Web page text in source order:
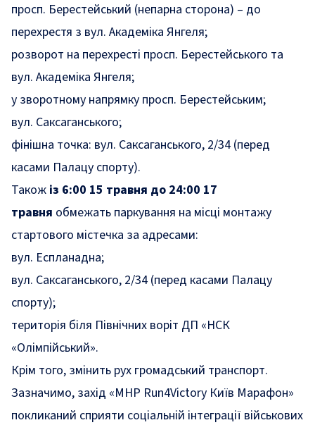
просп. Берестейський (непарна сторона) – до
перехрестя з вул. Академіка Янгеля;
розворот на перехресті просп. Берестейського та
вул. Академіка Янгеля;
у зворотному напрямку просп. Берестейським;
вул. Саксаганського;
фінішна точка: вул. Саксаганського, 2/34 (перед
касами Палацу спорту).
Також із 6:00 15 травня до 24:00 17
травня обмежать паркування на місці монтажу
стартового містечка за адресами:
вул. Еспланадна;
вул. Саксаганського, 2/34 (перед касами Палацу
спорту);
територія біля Північних воріт ДП «НСК
«Олімпійський».
Крім того, змінить рух громадський транспорт.
Зазначимо, захід «MHP Run4Victory Київ Марафон»
покликаний сприяти соціальній інтеграції військових